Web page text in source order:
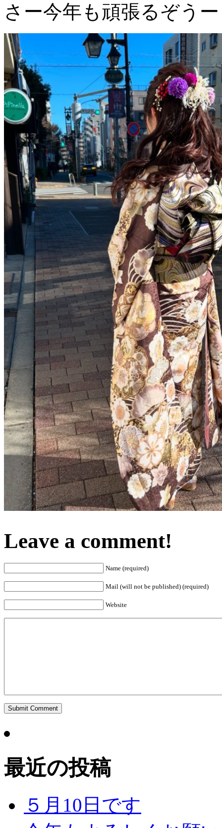
さー今年も頑張るぞうー
Leave a comment!
Name (required)
Mail (will not be published) (required)
Website
最近の投稿
５月10日です